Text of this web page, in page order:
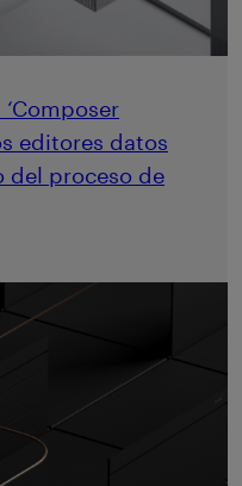
editores datos
del proceso de